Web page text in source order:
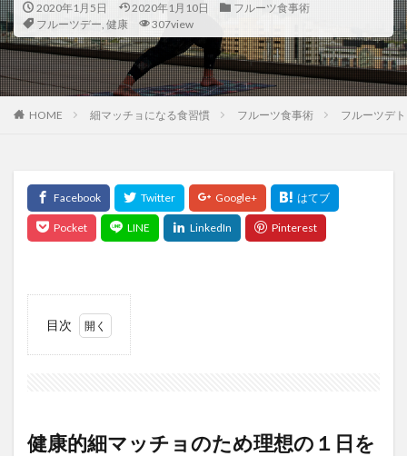
2020年1月5日 2020年1月10日
フルーツ食事術
フルーツデー, 健康 307view
HOME 細マッチョになる食習慣 フルーツ食事術 フルーツデ
目次
のた
め理
健康的細マッチョのため理想の１日を